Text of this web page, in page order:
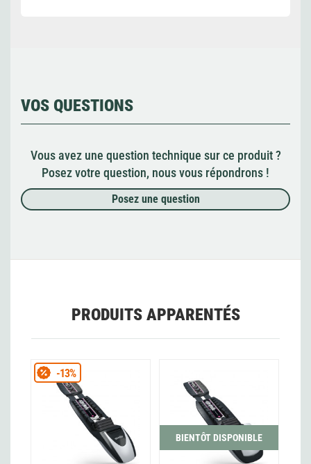
VOS QUESTIONS
Vous avez une question technique sur ce produit ?
Posez votre question, nous vous répondrons !
Posez une question
PRODUITS APPARENTÉS
-13%
BIENTÔT DISPONIBLE